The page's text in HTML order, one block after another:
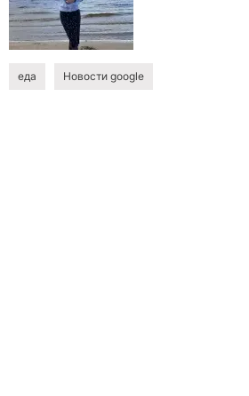
еда Новости google